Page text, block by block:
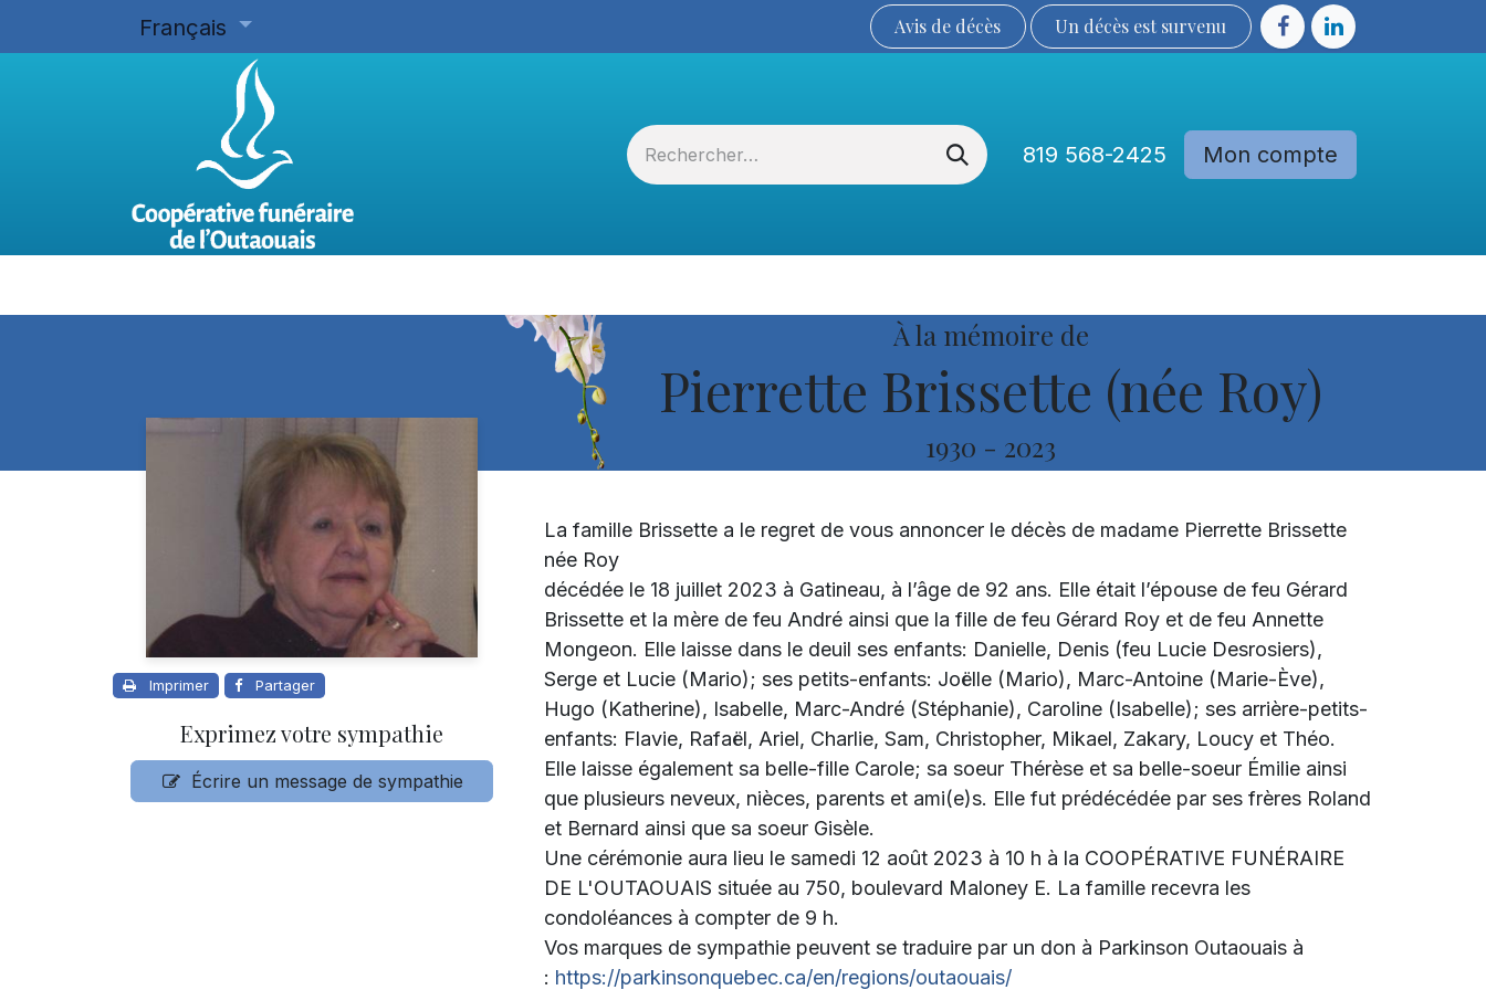
Français Avis de décès Un décès est sur​​​​​​​​ve​nu​​​​​​​​​​
819 568-2425 Mon compte
À la mémoire de
Pierrette Brissette (née Roy)
1930 - 2023
Imprimer Partager
Exprimez votre sympathie
Écrire un message de sympathie
La famille Brissette a le regret de vous annoncer le décès de madame Pierrette Brissette
née Roy
décédée le 18 juillet 2023 à Gatineau, à l’âge de 92 ans. Elle était l’épouse de feu Gérard
Brissette et la mère de feu André ainsi que la fille de feu Gérard Roy et de feu Annette
Mongeon. Elle laisse dans le deuil ses enfants: Danielle, Denis (feu Lucie Desrosiers),
Serge et Lucie (Mario); ses petits-enfants: Joëlle (Mario), Marc-Antoine (Marie-Ève),
Hugo (Katherine), Isabelle, Marc-André (Stéphanie), Caroline (Isabelle); ses arrière-petits-
enfants: Flavie, Rafaël, Ariel, Charlie, Sam, Christopher, Mikael, Zakary, Loucy et Théo.
Elle laisse également sa belle-fille Carole; sa soeur Thérèse et sa belle-soeur Émilie ainsi
que plusieurs neveux, nièces, parents et ami(e)s. Elle fut prédécédée par ses frères Roland
et Bernard ainsi que sa soeur Gisèle.
Une cérémonie aura lieu le samedi 12 août 2023 à 10 h à la COOPÉRATIVE FUNÉRAIRE
DE L'OUTAOUAIS située au 750, boulevard Maloney E. La famille recevra les
condoléances à compter de 9 h.
Vos marques de sympathie peuvent se traduire par un don à Parkinson Outaouais à
: https://parkinsonquebec.ca/en/regions/outaouais/